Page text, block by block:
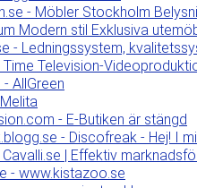
- Möbler Stockholm
Modern stil Exklusiva
- Ledningssystem,
Time Television-
AllGreen
- E-Butiken är stängd
- Discofreak - Hej! I
Cavalli.se | Effektiv
- www.kistazoo.se